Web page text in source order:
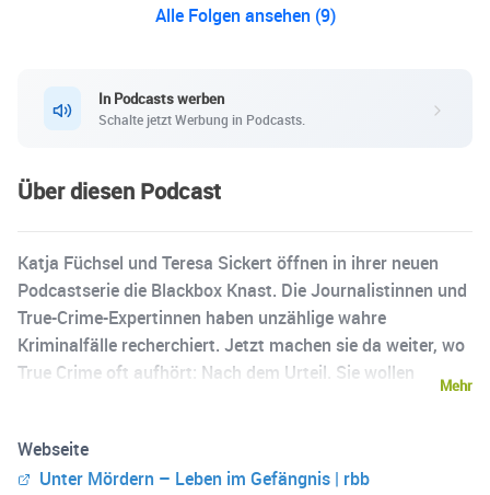
Alle Folgen ansehen (9)
In Podcasts werben
Schalte jetzt Werbung in Podcasts.
Über diesen Podcast
Katja Füchsel und Teresa Sickert öffnen in ihrer neuen
Podcastserie die Blackbox Knast. Die Journalistinnen und
True-Crime-Expertinnen haben unzählige wahre
Kriminalfälle recherchiert. Jetzt machen sie da weiter, wo
True Crime oft aufhört: Nach dem Urteil. Sie wollen
Insassen der Teilanstalt 5 begleitet. Hier sitzen die
lebenslänglich Verurteilten, die Mörder und Vergewaltiger.
Mehr
Webseite
Unter Mördern – Leben im Gefängnis | rbb